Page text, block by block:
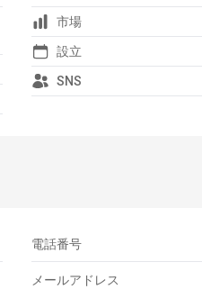
市場
設立
SNS
電話番号
メールアドレス